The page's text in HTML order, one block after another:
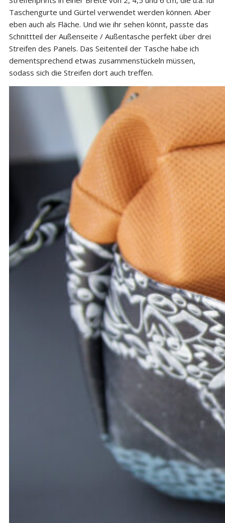
Taschengurte und Gürtel verwendet werden können. Aber
eben auch als Fläche. Und wie ihr sehen könnt, passte das
Schnittteil der Außenseite / Außentasche perfekt über drei
Streifen des Panels. Das Seitenteil der Tasche habe ich
dementsprechend etwas zusammenstückeln müssen,
sodass sich die Streifen dort auch treffen.